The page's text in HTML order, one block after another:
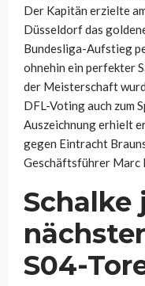
Der Kapitän erzielte
Düsseldorf das
Bundesliga-Aufstieg
ohnehin ein perfekter
der Meisterschaft
DFL-Voting auch zum
Auszeichnung erhielt
gegen Eintracht
Geschäftsführer Marc
Schalke
S04-